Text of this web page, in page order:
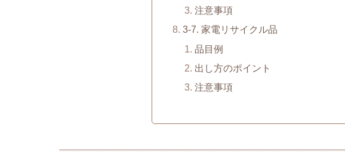
注意事項
3-7. 家電リサイクル品
品目例
出し方のポイント
注意事項